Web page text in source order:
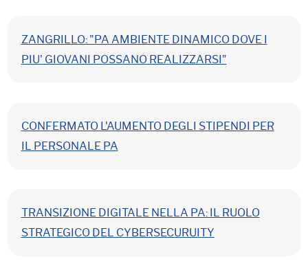
ZANGRILLO: "PA AMBIENTE DINAMICO DOVE I
PIU' GIOVANI POSSANO REALIZZARSI"
CONFERMATO L'AUMENTO DEGLI STIPENDI PER
IL PERSONALE PA
TRANSIZIONE DIGITALE NELLA PA: IL RUOLO
STRATEGICO DEL CYBERSECURUITY